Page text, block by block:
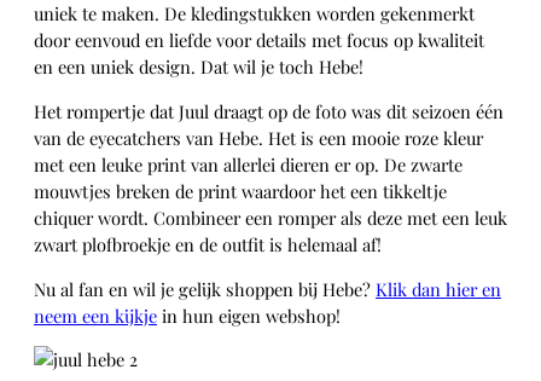
uniek te maken. De kledingstukken worden gekenmerkt
door eenvoud en liefde voor details met focus op kwaliteit
en een uniek design. Dat wil je toch Hebe!
Het rompertje dat Juul draagt op de foto was dit seizoen één
van de eyecatchers van Hebe. Het is een mooie roze kleur
met een leuke print van allerlei dieren er op. De zwarte
mouwtjes breken de print waardoor het een tikkeltje
chiquer wordt. Combineer een romper als deze met een leuk
zwart plofbroekje en de outfit is helemaal af!
Nu al fan en wil je gelijk shoppen bij Hebe? Klik dan hier en
neem een kijkje in hun eigen webshop!